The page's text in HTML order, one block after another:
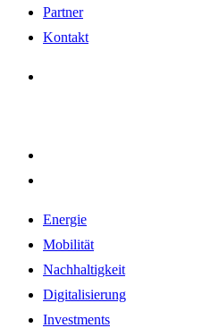
Partner
Kontakt
Energie
Mobilität
Nachhaltigkeit
Digitalisierung
Investments